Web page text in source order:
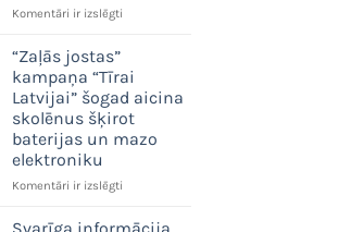
Komentāri ir izslēgti“Zaļās
“Tīrai
Latvijai”
pulcē
plašu
dalībnieku
–
“Zaļās jostas”
kampaņa “Tīrai
Latvijai” šogad aicina
skolēnus šķirot
baterijas un mazo
elektroniku
Komentāri ir izslēgti“Zaļās
kampaņa